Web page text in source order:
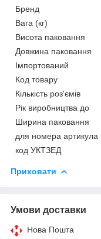
Бренд
Вага (кг)
Висота паковання
Довжина паковання
Імпортований
Код товару
Кількість роз'ємів
Рік виробництва до
Ширина паковання
для номера артикула
код УКТЗЕД
Приховати
Умови доставки
Нова Пошта